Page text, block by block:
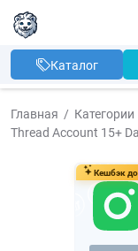
Каталог
Главная Категории
Thread Account 15+
Кешбэк до